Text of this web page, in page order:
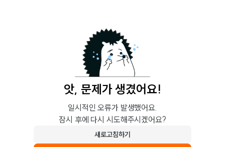
앗, 문제가 생겼어요!
일시적인 오류가 발생했어요.
잠시 후에 다시 시도해주시겠어요?
새로고침하기